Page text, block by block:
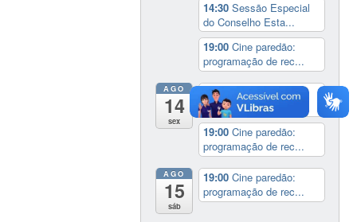
14:30Sessão Especial
do Conselho Esta...
19:00Cine paredão:
programação de rec...
AGO
14
sex
14:00
Lançamento da
cinebiografia de D...
19:00Cine paredão:
programação de rec...
AGO
15
sáb
19:00Cine paredão:
programação de rec...